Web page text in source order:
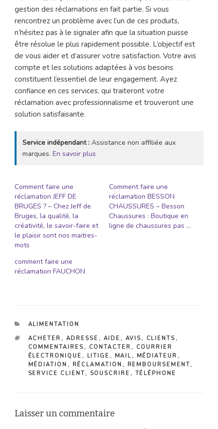
gestion des réclamations en fait partie. Si vous
rencontrez un problème avec l’un de ces produits,
n’hésitez pas à le signaler afin que la situation puisse
être résolue le plus rapidement possible. L’objectif est
de vous aider et d’assurer votre satisfaction. Votre avis
compte et les solutions adaptées à vos besoins
constituent l’essentiel de leur engagement. Ayez
confiance en ces services, qui traiteront votre
réclamation avec professionnalisme et trouveront une
solution satisfaisante.
Service indépendant : Assistance non affiliée aux
marques. En savoir plus
Comment faire une
réclamation JEFF DE
BRUGES ? – Chez Jeff de
Bruges, la qualité, la
créativité, le savoir-faire et
le plaisir sont nos maitres-
mots
Comment faire une
réclamation BESSON
CHAUSSURES – Besson
Chaussures : Boutique en
ligne de chaussures pas …
comment faire une
réclamation FAUCHON
CATÉGORIES
ALIMENTATION
ÉTIQUETTES
ACHETER , ADRESSE , AIDE , AVIS , CLIENTS ,
COMMENTAIRES , CONTACTER , COURRIER
ÉLECTRONIQUE , LITIGE , MAIL , MÉDIATEUR ,
MÉDIATION , RÉCLAMATION , REMBOURSEMENT,
SERVICE CLIENT, SOUSCRIRE , TÉLÉPHONE
Laisser un commentaire